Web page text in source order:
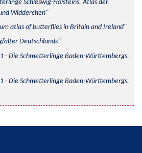
Schleswig-Holsteins, Atlas der
Widderchen
atlas of butterflies in Britain and Ireland
Deutschlands
- Die Schmetterlinge Baden-Württembergs.
- Die Schmetterlinge Baden-Württembergs.